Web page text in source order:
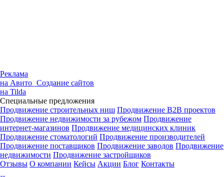
Реклама
на Авито Создание сайтов
на Tilda
Специальные предложения
Продвижение строительных ниш Продвижение B2B проектов
Продвижение недвижимости за рубежом Продвижение
интернет-магазинов Продвижение медицинских клиник
Продвижение стоматологий Продвижение производителей
Продвижение поставщиков Продвижение заводов Продвижение
недвижимости Продвижение застройщиков
Отзывы О компании Кейсы Акции Блог Контакты